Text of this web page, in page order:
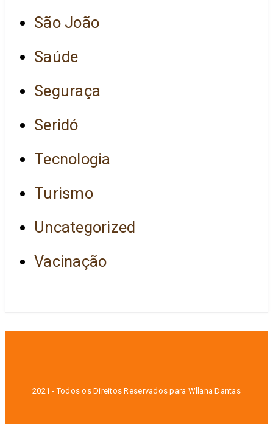
São João
Saúde
Seguraça
Seridó
Tecnologia
Turismo
Uncategorized
Vacinação
2021 - Todos os Direitos Reservados para Wllana Dantas